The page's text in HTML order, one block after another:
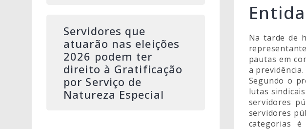
Servidores que
atuarão nas eleições
2026 podem ter
direito à Gratificação
por Serviço de
Natureza Especial
Na tarde de
pautas em
a previdência.
Segundo o
lutas
servidores
servidores
categorias